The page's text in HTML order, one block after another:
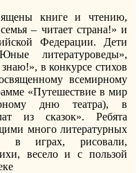
книге и чтению,
– читает страна!» и
Федерации. Дети
литературоведы»,
в конкурсе стихов
всемирному
«Путешествие в мир
дню театра), в
из сказок». Ребята
много литературных
в играх, рисовали,
весело и с пользой